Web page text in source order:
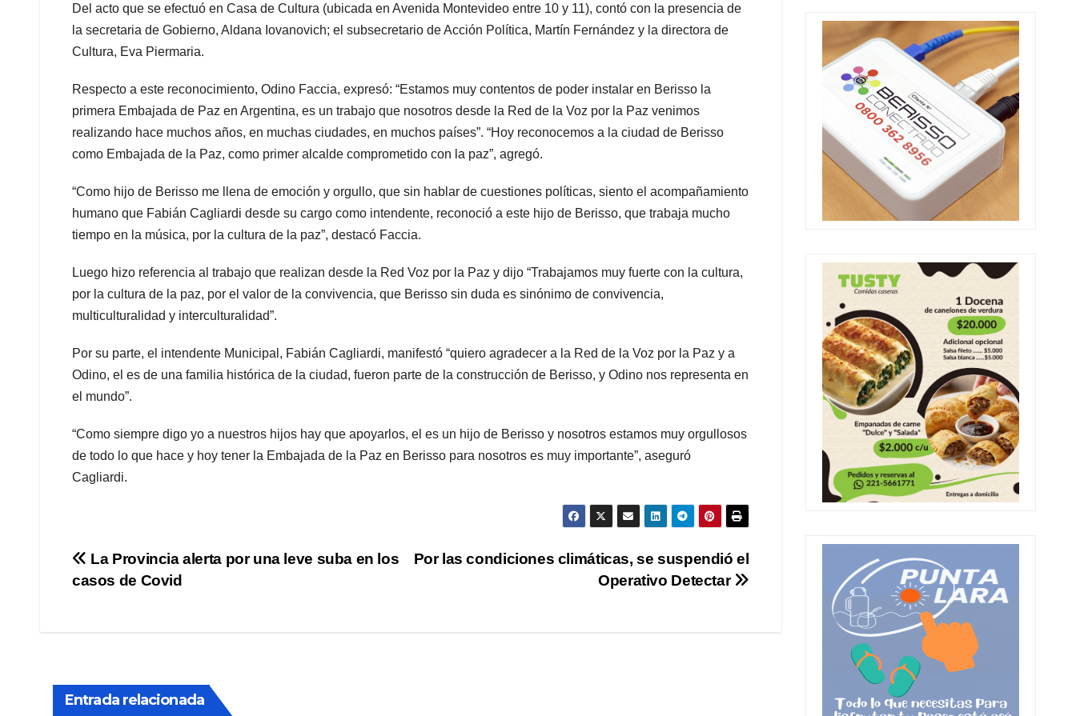
Del acto que se efectuó en Casa de Cultura (ubicada en Avenida Montevideo entre 10 y 11), contó con la presencia de
la secretaria de Gobierno, Aldana Iovanovich; el subsecretario de Acción Política, Martín Fernández y la directora de
Cultura, Eva Piermaria.
Respecto a este reconocimiento, Odino Faccia, expresó: “Estamos muy contentos de poder instalar en Berisso la
primera Embajada de Paz en Argentina, es un trabajo que nosotros desde la Red de la Voz por la Paz venimos
realizando hace muchos años, en muchas ciudades, en muchos países”. “Hoy reconocemos a la ciudad de Berisso
como Embajada de la Paz, como primer alcalde comprometido con la paz”, agregó.
“Como hijo de Berisso me llena de emoción y orgullo, que sin hablar de cuestiones políticas, siento el acompañamiento
humano que Fabián Cagliardi desde su cargo como intendente, reconoció a este hijo de Berisso, que trabaja mucho
tiempo en la música, por la cultura de la paz”, destacó Faccia.
Luego hizo referencia al trabajo que realizan desde la Red Voz por la Paz y dijo “Trabajamos muy fuerte con la cultura,
por la cultura de la paz, por el valor de la convivencia, que Berisso sin duda es sinónimo de convivencia,
multiculturalidad y interculturalidad”.
Por su parte, el intendente Municipal, Fabián Cagliardi, manifestó “quiero agradecer a la Red de la Voz por la Paz y a
Odino, el es de una familia histórica de la ciudad, fueron parte de la construcción de Berisso, y Odino nos representa en
el mundo”.
“Como siempre digo yo a nuestros hijos hay que apoyarlos, el es un hijo de Berisso y nosotros estamos muy orgullosos
de todo lo que hace y hoy tener la Embajada de la Paz en Berisso para nosotros es muy importante”, aseguró
Cagliardi.
Navegación
Por las condiciones climáticas, se suspendió el
Operativo Detectar
La Provincia alerta por una leve suba en los
casos de Covid
Entrada relacionada